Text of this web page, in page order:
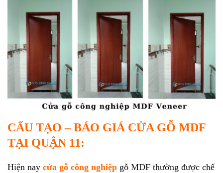
CẤU TẠO – BÁO GIÁ CỬA GỖ MDF
TẠI QUẬN 11:
Hiện nay cửa gỗ công nghiệp gỗ MDF thường được chế